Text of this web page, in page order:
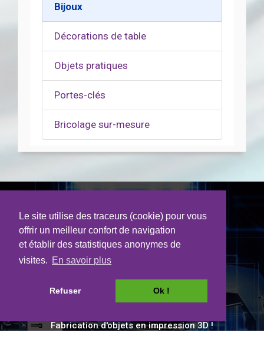
Le site utilise des traceurs (cookie) pour vous
offrir un meilleur confort de navigation
et établir des statistiques anonymes de
visites. En savoir plus
Refuser Ok !
Bijoux
Décorations de table
Objets pratiques
Portes-clés
Bricolage sur-mesure
3D LGL Bouhet
Fabrication d'objets en impression 3D !